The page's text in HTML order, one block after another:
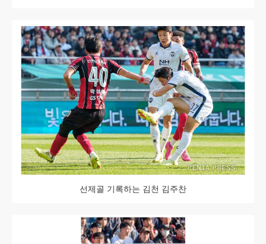
선제골 기록하는 김천 김주찬